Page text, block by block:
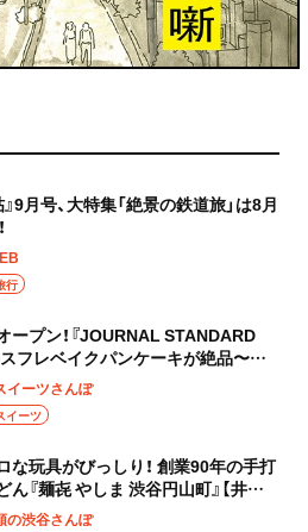
』9月号、大特集「絶景の鉄道旅」は8月
行
ープン！『JOURNAL STANDARD
フレベイクパンケーキが絶品〜黒
散歩 池袋編5〜
イーツさんぽ
イーツ
な玩具がびっしり！ 創業90年の手打
ん『麺㐂 やしま 渋谷円山町』【井上
んぽ】
の渋谷さんぽ